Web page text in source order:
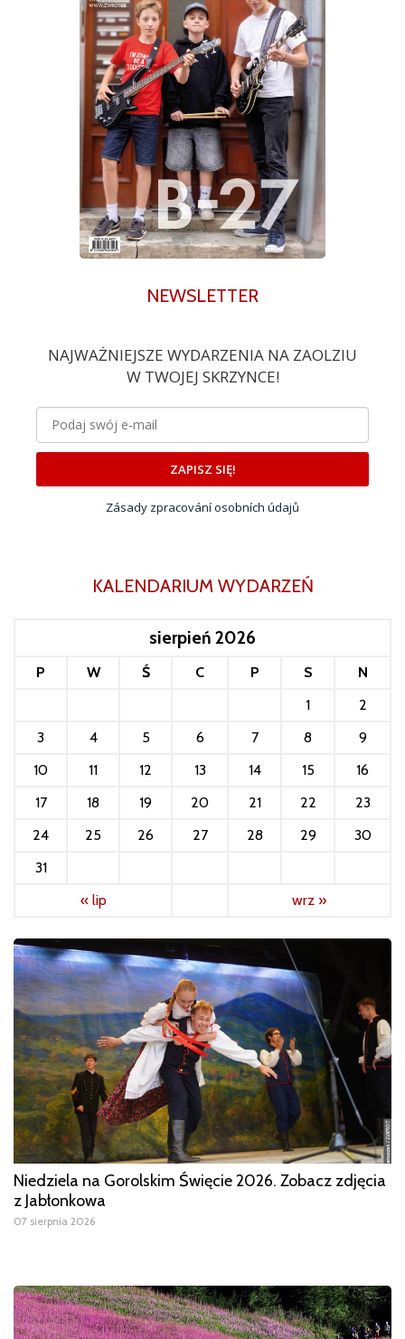
NEWSLETTER
NAJWAŻNIEJSZE WYDARZENIA NA ZAOLZIU
W TWOJEJ SKRZYNCE!
ZAPISZ SIĘ!
Zásady zpracování osobních údajů
KALENDARIUM WYDARZEŃ
sierpień 2026
P W Ś C P S
N
1
2
3
4 5 6 7 8
9
10
11 12 13 14 15
16
17
18 19 20 21 22
23
24
25 26 27 28 29
30
31
« lip
wrz »
Niedziela na Gorolskim Święcie 2026. Zobacz zdjęcia
z Jabłonkowa
07 sierpnia 2026